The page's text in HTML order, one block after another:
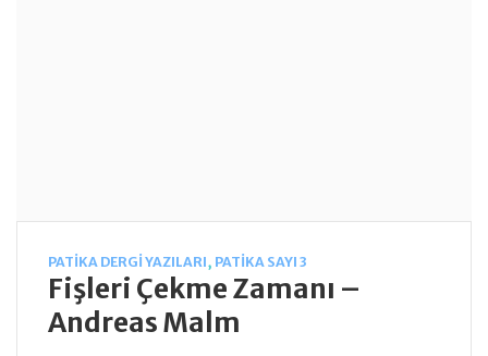
PATIKA DERGI YAZILARI , PATIKA SAYI 3
Fişleri Çekme Zamanı –
Andreas Malm